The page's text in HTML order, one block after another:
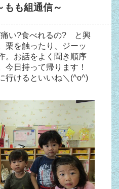
もも組通信～
痛い?食べれるの? と興
栗を触ったり、ジーッ
。お話をよく聞き順序
今日持って帰ります！
行けるといいね＼(^o^)